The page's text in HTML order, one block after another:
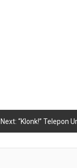
Next: “Klonk!” Telepon Umum